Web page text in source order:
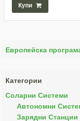
Купи
Европейска
Категории
Соларни Системи
Автономни
Зарядни Станции